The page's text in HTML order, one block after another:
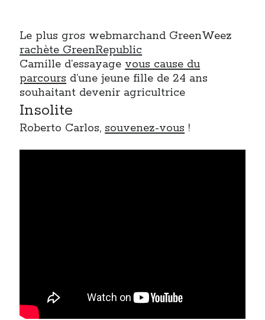
Le plus gros webmarchand GreenWeez
rachète GreenRepublic
Camille d’essayage vous cause du
parcours d’une jeune fille de 24 ans
souhaitant devenir agricultrice
Insolite
Roberto Carlos, souvenez-vous !